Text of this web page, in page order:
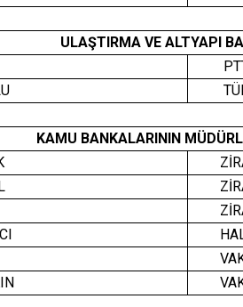
ULAŞTIRMA VE ALTYAPI
KAMU BANKALARININ